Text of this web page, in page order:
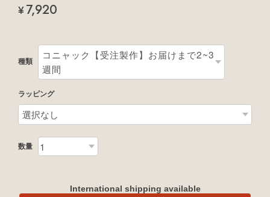
¥7,920
種類
ラッピング
数量
International shipping available